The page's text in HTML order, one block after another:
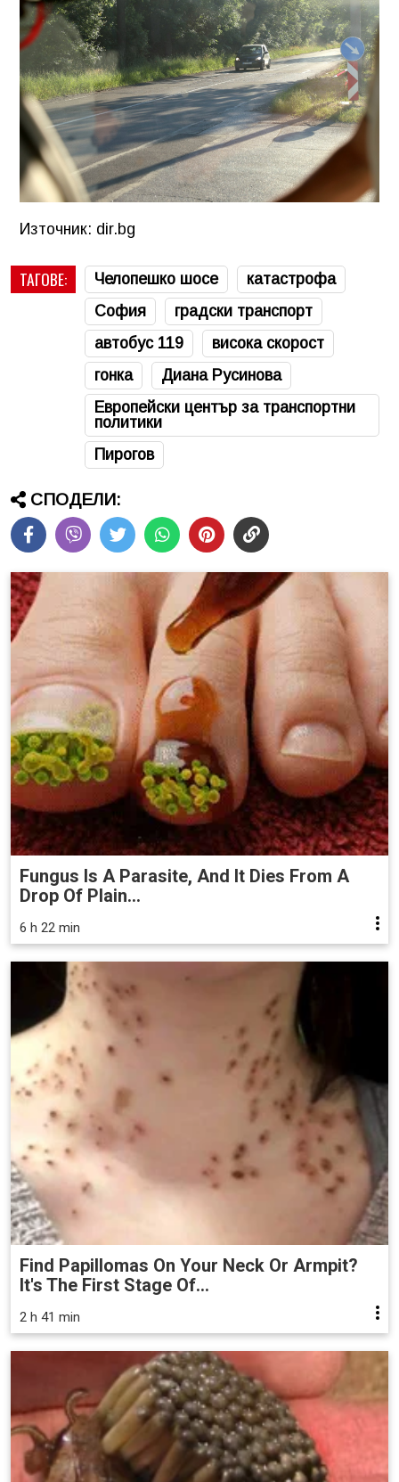
Източник: dir.bg
ТАГОВЕ: Челопешко шосе
катастрофа
София
градски транспорт
автобус 119
висока скорост
гонка
Диана Русинова
Европейски център за транспортни
политики
Пирогов
СПОДЕЛИ:
Fungus Is A Parasite, And It Dies From A
Drop Of Plain...
6 h 22 min
Find Papillomas On Your Neck Or Armpit?
It's The First Stage Of...
2 h 41 min